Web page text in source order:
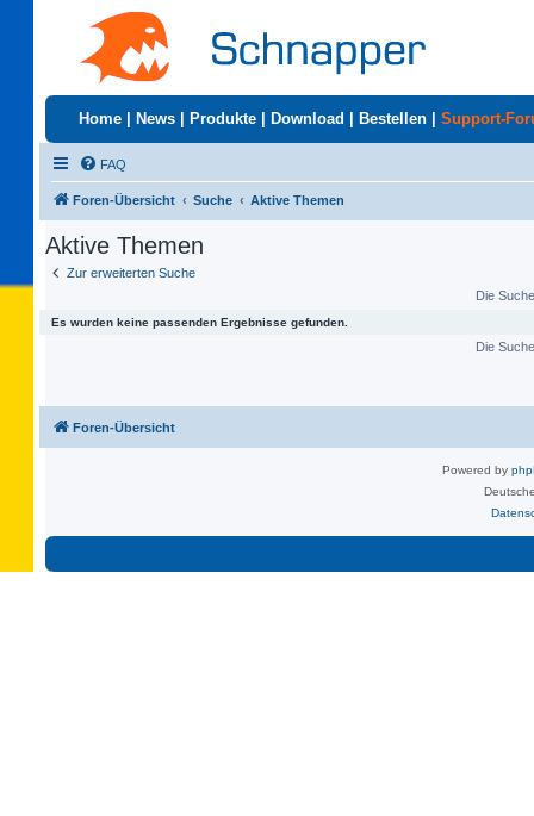
Home News Produkte Download Bestellen Support-
FAQ
Foren-Übersicht Suche Aktive Themen
Aktive Themen
Zur erweiterten Suche
Die
Es wurden keine passenden Ergebnisse gefunden.
Die
Foren-Übersicht
Powered by